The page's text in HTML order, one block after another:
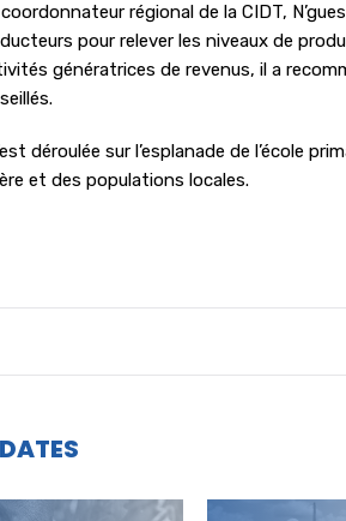
régional de la CIDT,
pour relever les niveaux de
génératrices de revenus, il a
déroulée sur l’esplanade de l’école
et des populations locales.